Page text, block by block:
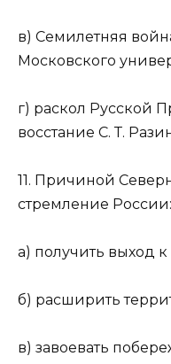
в) Семилетняя
Московского
г) раскол Русской
восстание С. Т.
11. Причиной
стремление России:
а) получить выход
б) расширить
в) завоевать